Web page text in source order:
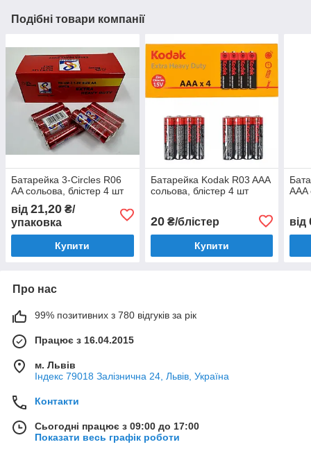
Подібні товари компанії
Батарейка 3-Circles R06
AA сольова, блістер 4 шт
від 21,20 ₴/
упаковка
Купити
Батарейка Kodak R03 AAA
сольова, блістер 4 шт
20₴/блістер
Купити
AAA
від
Про нас
99% позитивних з 780 відгуків за рік
Працює з 16.04.2015
м. Львів
Індекс 79018 Залізнична 24, Львів, Україна
Контакти
Сьогодні працює з 09:00 до 17:00
Показати весь графік роботи